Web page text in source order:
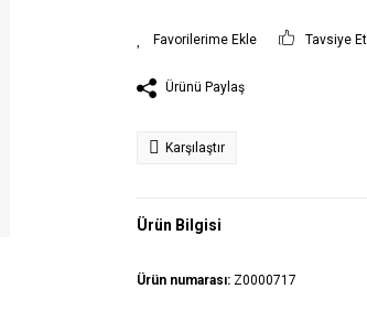
Tavsiye Et
Ürünü Paylaş
Karşılaştır
Ürün Bilgisi
Ürün numarası: Z0000717